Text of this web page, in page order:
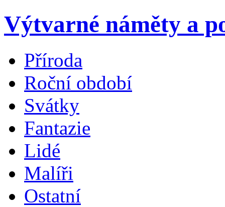
Výtvarné náměty a
Příroda
Roční období
Svátky
Fantazie
Lidé
Malíři
Ostatní